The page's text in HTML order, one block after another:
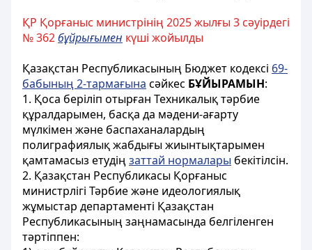
ҚР Қорғаныс министрінің 2025 жылғы 3 сәуірдегі
№ 362бұйрығымен күші жойылды
Қазақстан Республикасының Бюджет кодексі 69-
бабының 2-тармағына сәйкес БҰЙЫРАМЫН:
1. Қоса беріліп отырған Техникалық тәрбие
құралдарымен, басқа да мәдени-ағарту
мүлкімен және баспаханалардың
полиграфиялық жабдығы жиынтықтарымен
қамтамасыз етудіңзаттай нормалары бекітілсін.
2. Қазақстан Республикасы Қорғаныс
министрлігі Тәрбие және идеологиялық
жұмыстар департаменті Қазақстан
Республикасының заңнамасында белгіленген
тәртіппен: